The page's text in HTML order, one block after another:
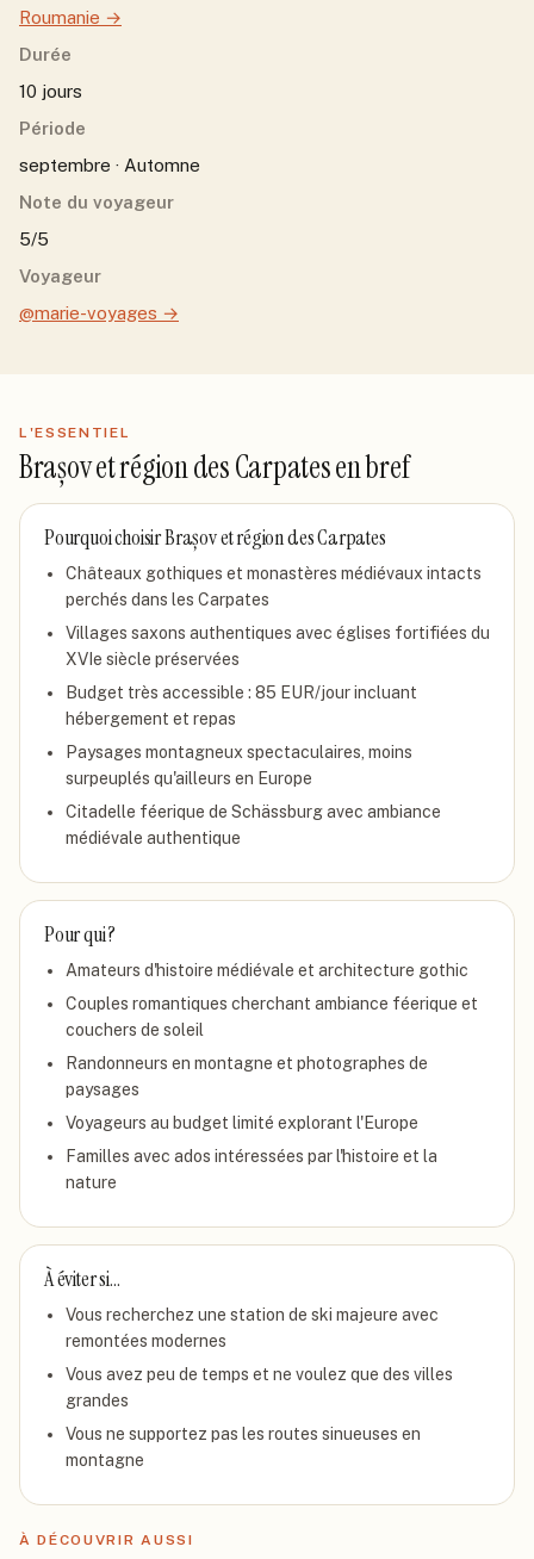
Roumanie →
Durée
10 jours
Période
septembre · Automne
Note du voyageur
5/5
Voyageur
@marie-voyages →
L'ESSENTIEL
Brașov et région des Carpatesen bref
Pourquoi choisirBrașov et région des Carpates
Châteaux gothiques et monastères médiévaux intacts
perchés dans les Carpates
Villages saxons authentiques avec églises fortifiées du
XVIe siècle préservées
Budget très accessible : 85 EUR/jour incluant
hébergement et repas
Paysages montagneux spectaculaires, moins
surpeuplés qu'ailleurs en Europe
Citadelle féerique de Schässburg avec ambiance
médiévale authentique
Pour qui ?
Amateurs d'histoire médiévale et architecture gothic
Couples romantiques cherchant ambiance féerique et
couchers de soleil
Randonneurs en montagne et photographes de
paysages
Voyageurs au budget limité explorant l'Europe
Familles avec ados intéressées par l'histoire et la
nature
À éviter si…
Vous recherchez une station de ski majeure avec
remontées modernes
Vous avez peu de temps et ne voulez que des villes
grandes
Vous ne supportez pas les routes sinueuses en
montagne
À DÉCOUVRIR AUSSI